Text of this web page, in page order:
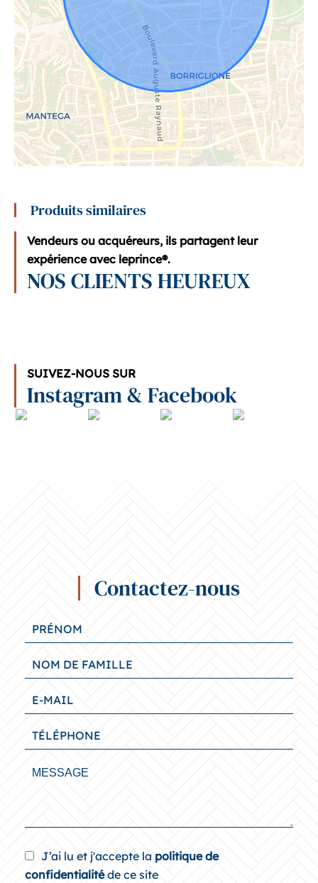
Produits similaires
Vendeurs ou acquéreurs, ils partagent leur
expérience avec leprince®.
NOS CLIENTS HEUREUX
SUIVEZ-NOUS SUR
Instagram & Facebook
Contactez-nous
J’ai lu et j'accepte la politique de
confidentialitéde ce site